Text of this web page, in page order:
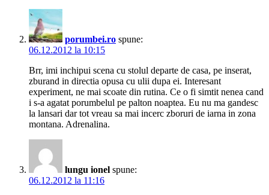
porumbei.ro spune:
06.12.2012 la 10:15
Brr, imi inchipui scena cu stolul departe de casa, pe inserat,
zburand in directia opusa cu ulii dupa ei. Interesant
experiment, ne mai scoate din rutina. Ce o fi simtit nenea cand
i s-a agatat porumbelul pe palton noaptea. Eu nu ma gandesc
la lansari dar tot vreau sa mai incerc zboruri de iarna in zona
montana. Adrenalina.
lungu ionel spune:
06.12.2012 la 11:16